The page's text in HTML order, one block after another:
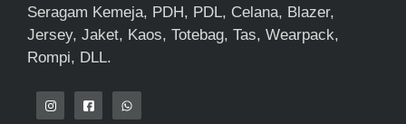
Seragam Kemeja, PDH, PDL, Celana, Blazer,
Jersey, Jaket, Kaos, Totebag, Tas, Wearpack,
Rompi, DLL.